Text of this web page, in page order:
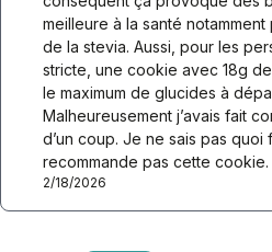
meilleure à la santé
de la stevia. Aussi, pour les
stricte, une cookie avec 18g
le maximum de glucides à
Malheureusement j’avais fait
d’un coup. Je ne sais pas quoi
recommande pas cette cookie.
2/18/2026